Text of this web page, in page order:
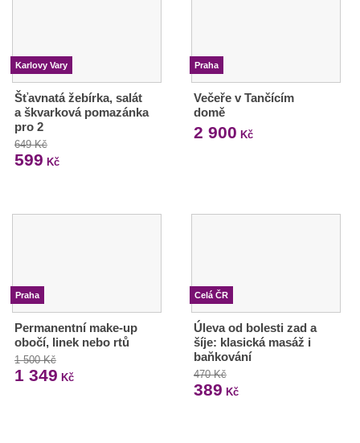
Karlovy Vary
Šťavnatá žebírka, salát
a škvarková pomazánka
pro 2
649 Kč
599 Kč
Praha
Večeře v Tančícím
domě
2 900 Kč
Praha
Permanentní make-up
obočí, linek nebo rtů
1 500 Kč
1 349 Kč
Celá ČR
Úleva od bolesti zad a
šíje: klasická masáž i
baňkování
470 Kč
389 Kč